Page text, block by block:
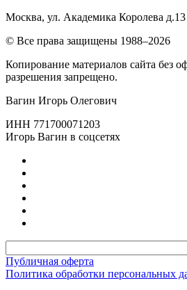
Москва, ул. Академика Королева
© Все права защищены 1988–2026
Копирование материалов сайта без
разрешения запрещено.
Вагин Игорь Олегович
ИНН 771700071203
Игорь Вагин в соцсетях
Публичная оферта
Политика обработки персональных